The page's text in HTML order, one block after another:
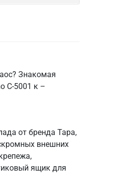
Знакомая
C-5001 к –
от бренда Тара,
внешних
ящик для